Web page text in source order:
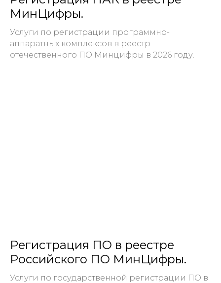
МинЦифры.
Услуги по регистрации программно-
аппаратных комплексов в реестр
отечественного ПО Минцифры в 2026 году.
Регистрация ПО в реестре
Российского ПО МинЦифры.
Услуги по государственной регистрации ПО в